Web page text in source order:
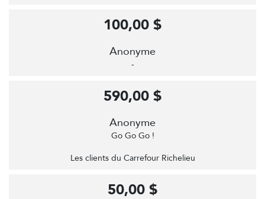
Anonyme
-
100,00 $
Anonyme
Go Go Go !
Les clients du Carrefour Richelieu
590,00 $
50,00 $